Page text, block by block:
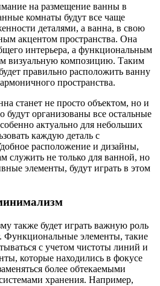
на размещение ванны в
комнаты будут все чаще
деталями, а ванна, в свою
акцентом пространства. Она
интерьера, а функциональным
визуальную композицию. Таким
правильно расположить ванну
пространства.
станет не просто объектом, но и
будут организованы все остальные
актуально для небольших
каждую деталь с
расположение и дизайны,
служить не только для ванной, но
элементы, будут играть в этом
также будет играть важную роль
Функциональные элементы, такие
с учетом чистоты линий и
которые находились в фокусе
более обтекаемыми
хранения. Например,